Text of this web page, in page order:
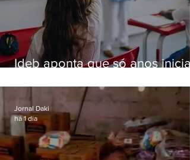
Ideb aponta que só anos
educação
Jornal Daki
há 1 dia